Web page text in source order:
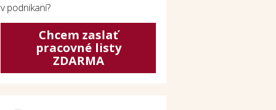
v podnikaní?
Chcem zaslať
pracovné listy
ZDARMA